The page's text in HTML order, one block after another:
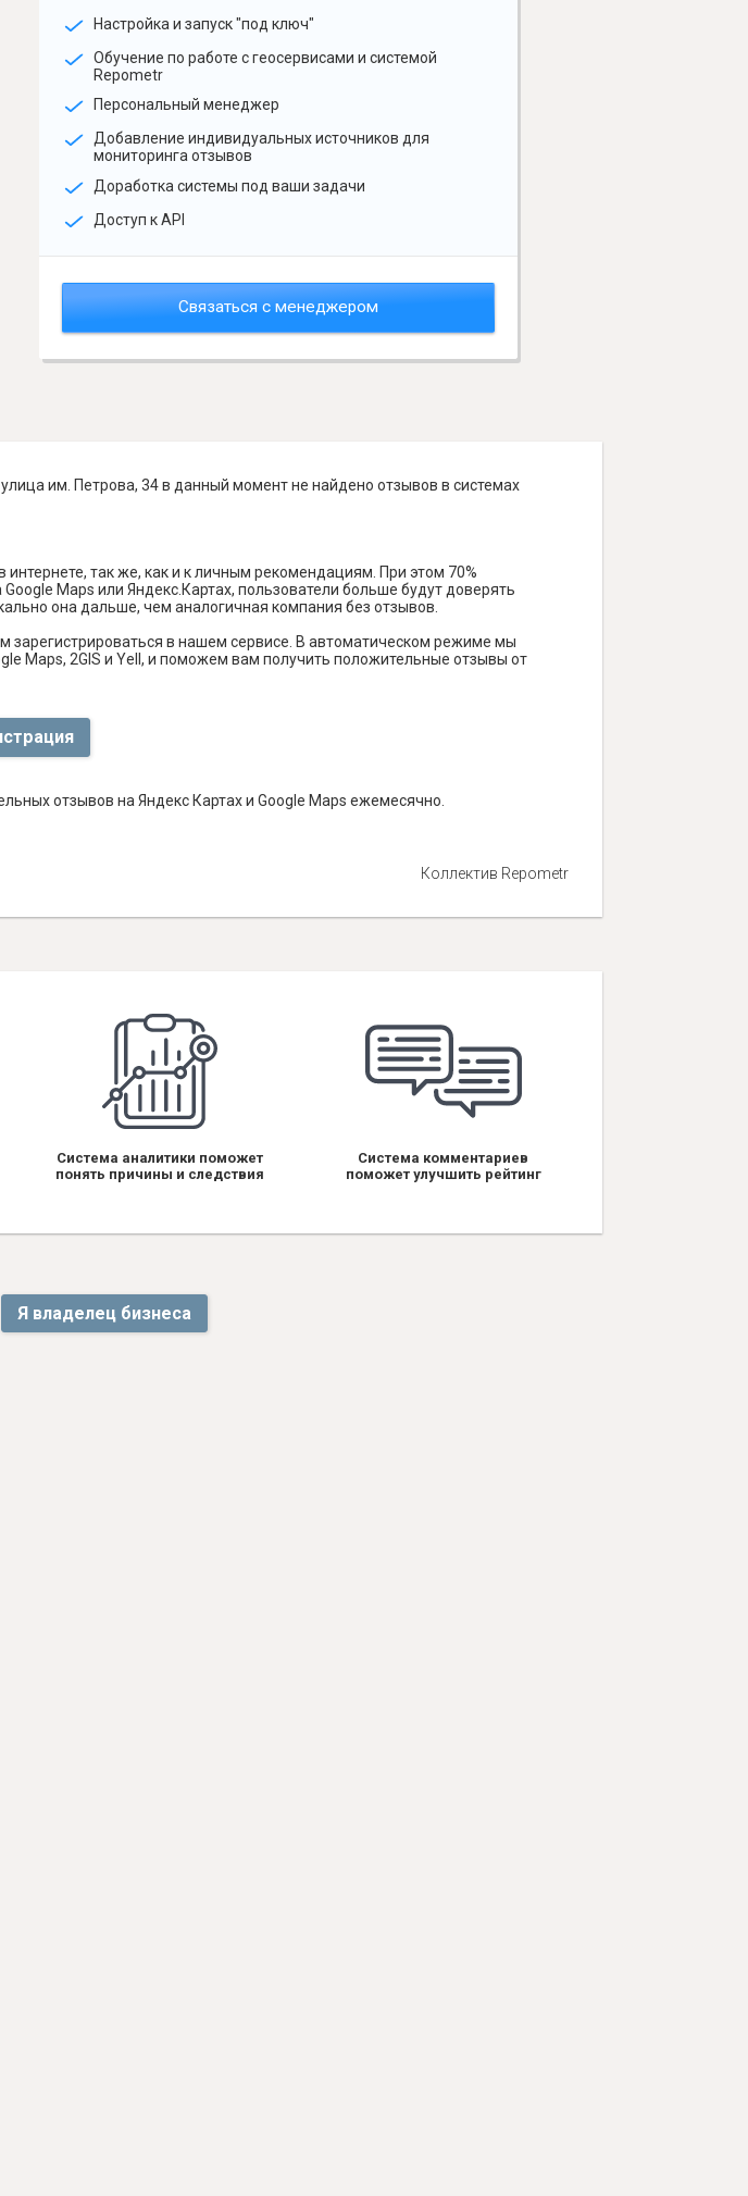
Настройка и запуск "под ключ"
Обучение по работе с геосервисами и системой
Repometr
Персональный менеджер
Добавление индивидуальных источников для
мониторинга отзывов
Доработка системы под ваши задачи
Доступ к API
Связаться с менеджером
им. Петрова, 34 в данный момент не найдено отзывов в системах
так же, как и к личным рекомендациям. При этом 70%
Maps или Яндекс.Картах, пользователи больше будут доверять
она дальше, чем аналогичная компания без отзывов.
в нашем сервисе. В автоматическом режиме мы
Maps, 2GIS и Yell, и поможем вам получить положительные отзывы от
отзывов на Яндекс Картах и Google Maps ежемесячно.
Коллектив Repometr
Система аналитики поможет
понять причины и следствия
Система комментариев
поможет улучшить рейтинг
Я владелец бизнеса